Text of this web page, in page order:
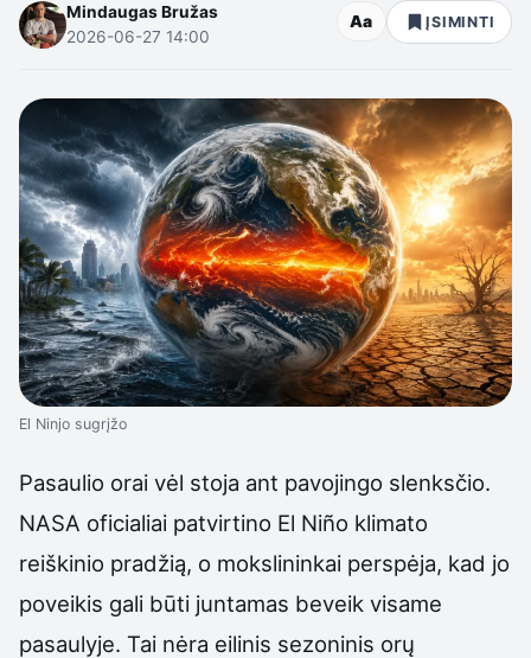
Mindaugas Bružas
2026-06-27 14:00
Aa ĮSIMINTI
El Ninjo sugrįžo
Pasaulio orai vėl stoja ant pavojingo slenksčio.
NASA oficialiai patvirtino El Niño klimato
reiškinio pradžią, o mokslininkai perspėja, kad jo
poveikis gali būti juntamas beveik visame
pasaulyje. Tai nėra eilinis sezoninis orų